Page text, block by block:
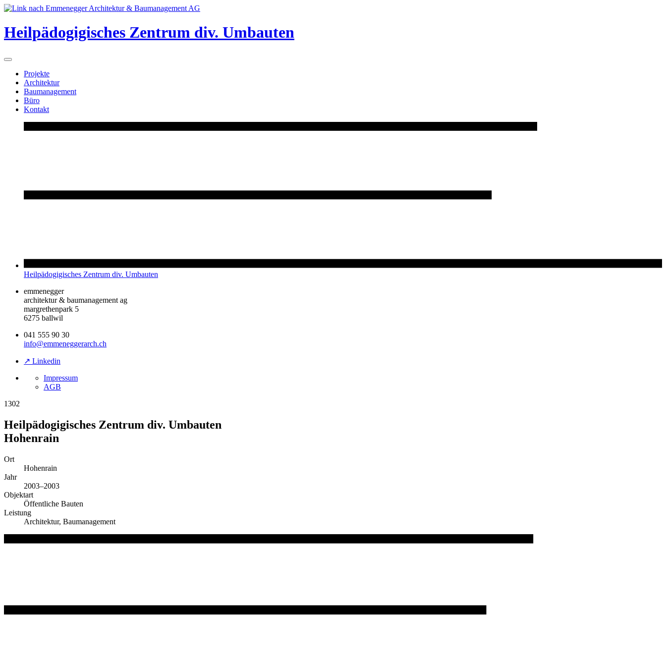
Heilpädogigisches Zentrum div. Umbauten
Projekte
Architektur
Baumanagement
Büro
Kontakt
Heilpädogigisches Zentrum div. Umbauten
emmenegger
architektur & baumanagement ag
margrethenpark 5
6275 ballwil
041 555 90 30
info@emmeneggerarch.ch
↗ Linkedin
Impressum
AGB
1302
Heilpädogigisches Zentrum div. Umbauten
Hohenrain
Ort
Hohenrain
Jahr
2003–2003
Objektart
Öffentliche Bauten
Leistung
Architektur, Baumanagement